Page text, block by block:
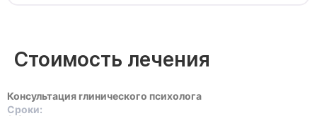
Стоимость лечения
Консультация rлинического психолога
Сроки: